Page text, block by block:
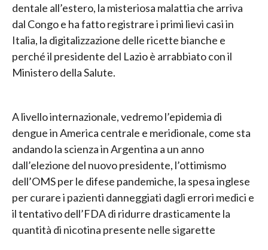
dentale all’estero, la misteriosa malattia che arriva
dal Congo e ha fatto registrare i primi lievi casi in
Italia, la digitalizzazione delle ricette bianche e
perché il presidente del Lazio è arrabbiato con il
Ministero della Salute.
A livello internazionale, vedremo l’epidemia di
dengue in America centrale e meridionale, come sta
andando la scienza in Argentina a un anno
dall’elezione del nuovo presidente, l’ottimismo
dell’OMS per le difese pandemiche, la spesa inglese
per curare i pazienti danneggiati dagli errori medici e
il tentativo dell’FDA di ridurre drasticamente la
quantità di nicotina presente nelle sigarette